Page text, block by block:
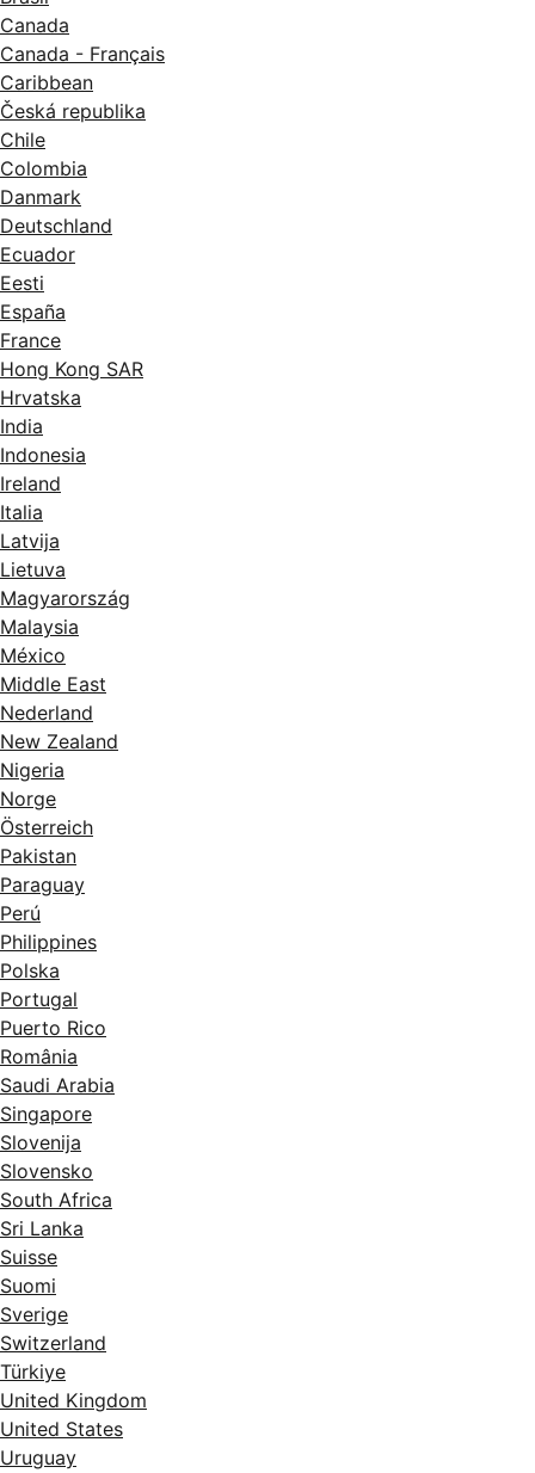
Canada
Canada - Français
Caribbean
Česká republika
Chile
Colombia
Danmark
Deutschland
Ecuador
Eesti
España
France
Hong Kong SAR
Hrvatska
India
Indonesia
Ireland
Italia
Latvija
Lietuva
Magyarország
Malaysia
México
Middle East
Nederland
New Zealand
Nigeria
Norge
Österreich
Pakistan
Paraguay
Perú
Philippines
Polska
Portugal
Puerto Rico
România
Saudi Arabia
Singapore
Slovenija
Slovensko
South Africa
Sri Lanka
Suisse
Suomi
Sverige
Switzerland
Türkiye
United Kingdom
United States
Uruguay